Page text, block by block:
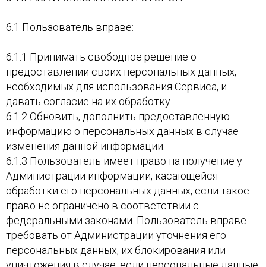
6.1 Пользователь вправе:
6.1.1 Принимать свободное решение о
предоставлении своих персональных данных,
необходимых для использования Сервиса, и
давать согласие на их обработку.
6.1.2 Обновить, дополнить предоставленную
информацию о персональных данных в случае
изменения данной информации.
6.1.3 Пользователь имеет право на получение у
Администрации информации, касающейся
обработки его персональных данных, если такое
право не ограничено в соответствии с
федеральными законами. Пользователь вправе
требовать от Администрации уточнения его
персональных данных, их блокирования или